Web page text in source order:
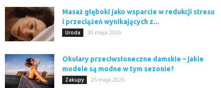
Masaż głęboki jako wsparcie w redukcji stresu
i przeciążeń wynikających z...
Uroda 30 maja 2026
Okulary przeciwsłoneczne damskie – jakie
modele są modne w tym sezonie?
Zakupy 25 maja 2026